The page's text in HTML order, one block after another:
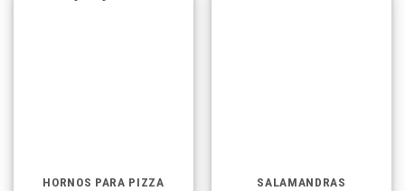
HORNOS PARA PIZZA SALAMANDRAS